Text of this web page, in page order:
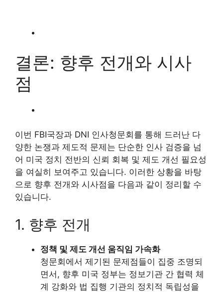
결론: 향후 전개와 시사
점
이번 FBI국장과 DNI 인사청문회를 통해 드러난 다
양한 논쟁과 제도적 문제는 단순한 인사 검증을 넘
어 미국 정치 전반의 신뢰 회복 및 제도 개선 필요성
을 여실히 보여주고 있습니다. 이러한 상황을 바탕
으로 향후 전개와 시사점을 다음과 같이 정리할 수
있습니다.
1. 향후 전개
정책 및 제도 개선 움직임 가속화
청문회에서 제기된 문제점들이 집중 조명되
면서, 향후 미국 정부는 정보기관 간 협력 체
계 강화와 법 집행 기관의 정치적 독립성을